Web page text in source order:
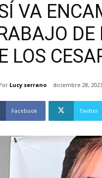
VA
DE
LOS
Lucy serrano diciembre 28, 2023
Facebook Twitter